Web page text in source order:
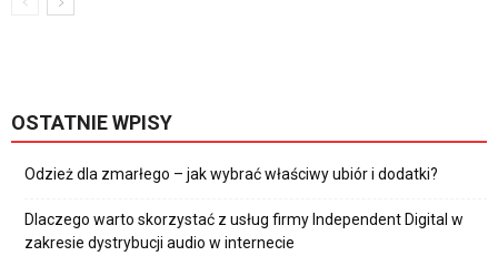
OSTATNIE WPISY
Odzież dla zmarłego – jak wybrać właściwy ubiór i dodatki?
Dlaczego warto skorzystać z usług firmy Independent Digital w
zakresie dystrybucji audio w internecie